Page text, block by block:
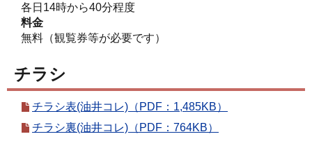
各日14時から40分程度
料金
無料（観覧券等が必要です）
チラシ
チラシ表(油井コレ)（PDF：1,485KB）
チラシ裏(油井コレ)（PDF：764KB）